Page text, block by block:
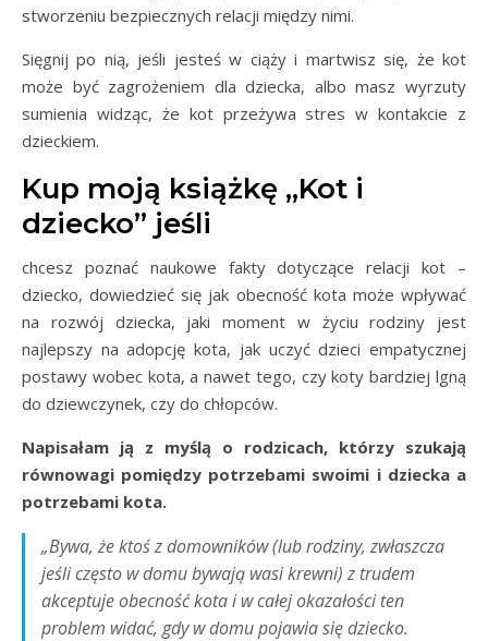
stworzeniu bezpiecznych relacji między nimi.
Sięgnij po nią, jeśli jesteś w ciąży i martwisz się, że kot
może być zagrożeniem dla dziecka, albo masz wyrzuty
sumienia widząc, że kot przeżywa stres w kontakcie z
dzieckiem.
Kup moją książkę „Kot i
dziecko” jeśli
chcesz poznać naukowe fakty dotyczące relacji kot –
dziecko, dowiedzieć się jak obecność kota może wpływać
na rozwój dziecka, jaki moment w życiu rodziny jest
najlepszy na adopcję kota, jak uczyć dzieci empatycznej
postawy wobec kota, a nawet tego, czy koty bardziej lgną
do dziewczynek, czy do chłopców.
Napisałam ją z myślą o rodzicach, którzy szukają
równowagi pomiędzy potrzebami swoimi i dziecka a
potrzebami kota.
„Bywa, że ktoś z domowników (lub rodziny, zwłaszcza
jeśli często w domu bywają wasi krewni) z trudem
akceptuje obecność kota i w całej okazałości ten
problem widać, gdy w domu pojawia się dziecko.